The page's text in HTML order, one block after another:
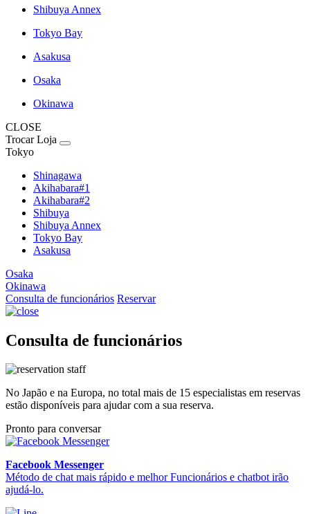
Shibuya Annex
Tokyo Bay
Asakusa
Osaka
Okinawa
CLOSE
Trocar Loja
Tokyo
Shinagawa
Akihabara#1
Akihabara#2
Shibuya
Shibuya Annex
Tokyo Bay
Asakusa
Osaka
Okinawa
Consulta de funcionários Reservar
Consulta de funcionários
No Japão e na Europa, no total mais de 15 especialistas em reservas
estão disponíveis para ajudar com a sua reserva.
Pronto para conversar
Facebook Messenger
Método de chat mais rápido e melhor Funcionários e chatbot irão
ajudá-lo.